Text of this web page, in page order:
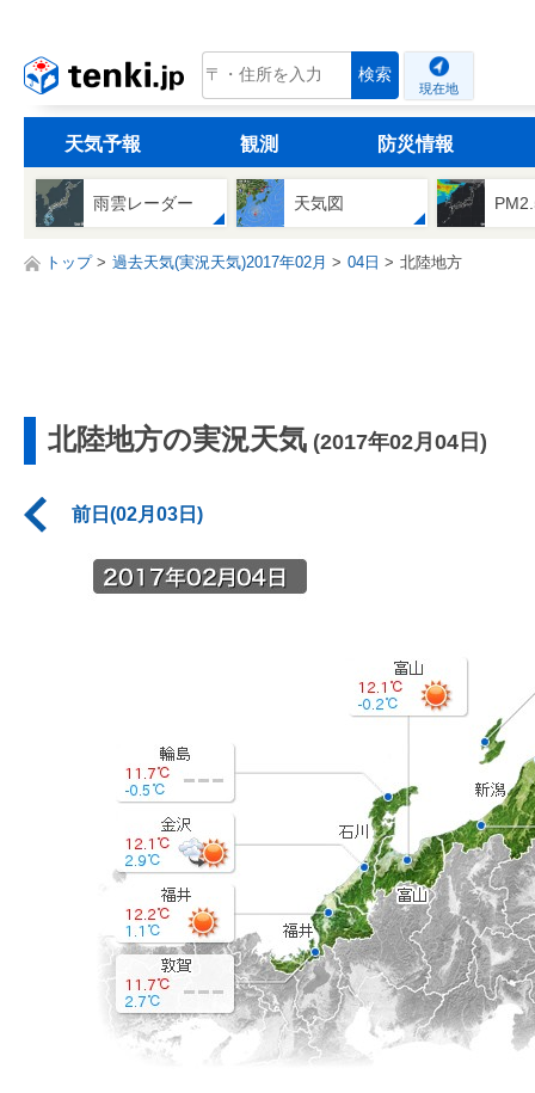
tenki.jp 検索
現在地
天気予報 観測 防災情報
雨雲レーダー 天気図
トップ 過去天気(実況天気)2017年02月 04日 北陸地方
北陸地方の実況天気 (2017年02月04日)
前日(02月03日)